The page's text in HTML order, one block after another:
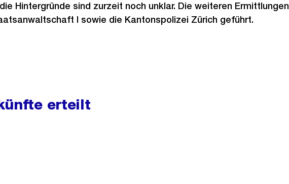
Hintergründe sind zurzeit noch unklar. Die weiteren Ermittlungen
I sowie die Kantonspolizei Zürich geführt.
erteilt